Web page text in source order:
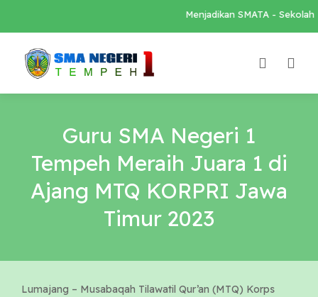
Menjadikan SMATA - Sekolah
Guru SMA Negeri 1
Tempeh Meraih Juara 1 di
Ajang MTQ KORPRI Jawa
Timur 2023
Lumajang – Musabaqah Tilawatil Qur’an (MTQ) Korps